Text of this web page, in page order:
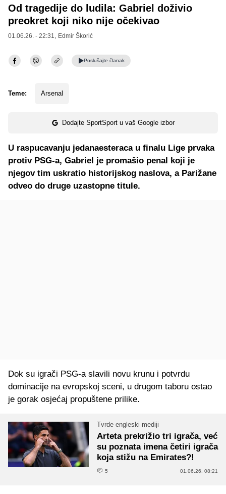
Od tragedije do ludila: Gabriel doživio
preokret koji niko nije očekivao
01.06.26. - 22:31, Edmir Škorić
Poslušajte članak
Teme: Arsenal
Dodajte SportSport u vaš Google izbor
U raspucavanju jedanaesteraca u finalu Lige prvaka
protiv PSG-a, Gabriel je promašio penal koji je
njegov tim uskratio historijskog naslova, a Parižane
odveo do druge uzastopne titule.
Dok su igrači PSG-a slavili novu krunu i potvrdu
dominacije na evropskoj sceni, u drugom taboru ostao
je gorak osjećaj propuštene prilike.
Tvrde engleski mediji
Arteta prekrižio tri igrača, već
su poznata imena četiri igrača
koja stižu na Emirates?!
5 01.06.26. 08:21